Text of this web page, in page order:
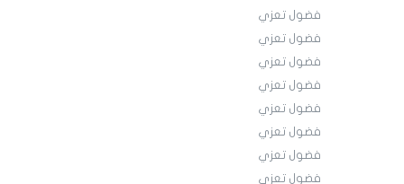
فضول تعزي
فضول تعزي
فضول تعزي
فضول تعزي
فضول تعزي
فضول تعزي
فضول تعزي
فضول تعزي